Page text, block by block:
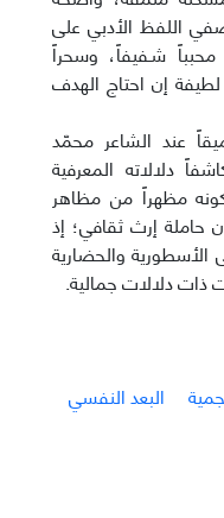
اللفظ الأدبي على
شـفيفاً، وسحراً
إن احتاج الهدف
عند الشاعر محمّد
دلالاته المعرفية
مظهراً من مظاهر
حاملة إرث ثقافي؛ إذ
والحضارية
دلالات جمالية.
البعد النفسي